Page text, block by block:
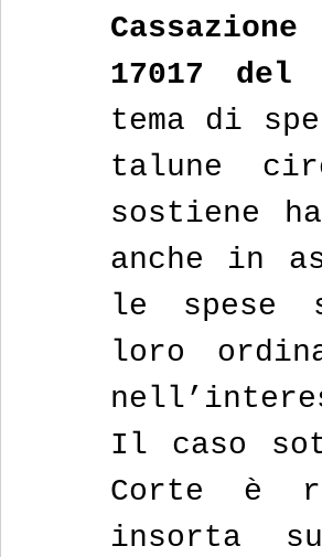
Cassazione
17017
del
tema di
talune
sostiene
anche in
le spese
loro
Il caso
Corte è
insorta